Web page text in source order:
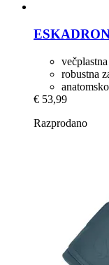
robustna
€ 53,99
Razprodano